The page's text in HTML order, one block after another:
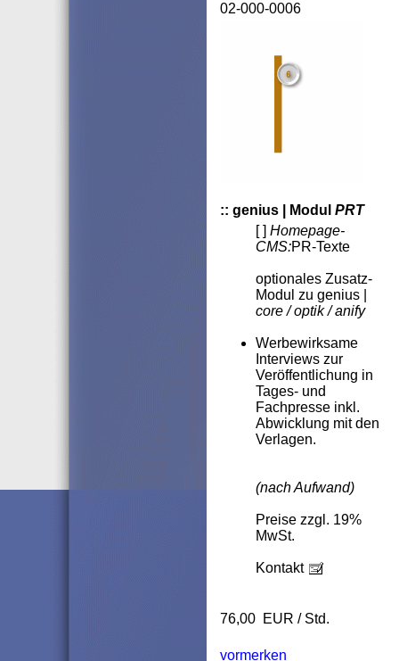
02-000-0006
:: genius | Modul PRT
[ ] Homepage-
CMS:PR-Texte
optionales Zusatz-
Modul zu genius |
core / optik / anify
Werbewirksame
Interviews zur
Veröffentlichung in
Tages- und
Fachpresse inkl.
Abwicklung mit den
Verlagen.
(nach Aufwand)
Preise zzgl. 19%
MwSt.
Kontakt
76,00 EUR / Std.
vormerken